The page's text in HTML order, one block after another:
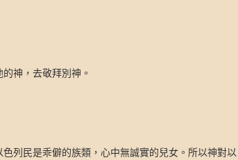
神，去敬拜別神。
列民是乖僻的族類，心中無誠實的兒女。所以神對以